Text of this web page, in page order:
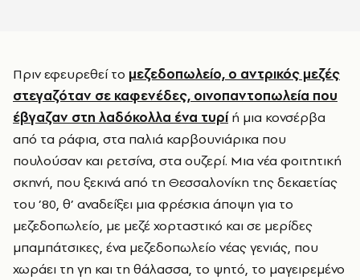
Πριν εφευρεθεί το μεζεδοπωλείο, ο αντρικός μεζές
στεγαζόταν σε καφενέδες, οινοπαντοπωλεία που
έβγαζαν στη λαδόκολλα ένα τυρίή μια κονσέρβα
από τα ράφια, στα παλιά καρβουνιάρικα που
πουλούσαν και ρετσίνα, στα ουζερί. Μια νέα φοιτητική
σκηνή, που ξεκινά από τη Θεσσαλονίκη της δεκαετίας
του ’80, θ’ αναδείξει μια φρέσκια άποψη για το
μεζεδοπωλείο, με μεζέ χορταστικό και σε μερίδες
μπαμπάτσικες, ένα μεζεδοπωλείο νέας γενιάς, που
χωράει τη γη και τη θάλασσα, το ψητό, το μαγειρεμένο